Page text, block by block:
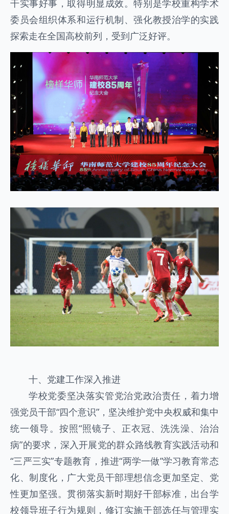
干实事好事，取得明显成效。特别是学校重构学术
委员会组织体系和运行机制、强化教授治学的实践
探索走在全国高校前列，受到广泛好评。
十、党建工作深入推进
学校党委坚决落实管党治党政治责任，着力增
强党员干部“四个意识”，坚决维护党中央权威和集中
统一领导。按照“照镜子、正衣冠、洗洗澡、治治
病”的要求，深入开展党的群众路线教育实践活动和
“三严三实”专题教育，推进“两学一做”学习教育常态
化、制度化，广大党员干部理想信念更加坚定、党
性更加坚强。贯彻落实新时期好干部标准，出台学
校领导班子行为规则，修订实施干部选任与管理实